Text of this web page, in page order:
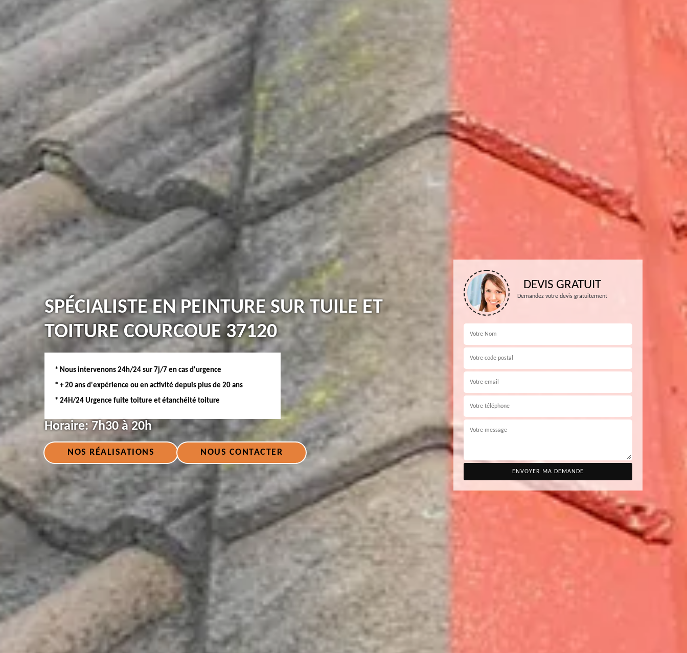
SPÉCIALISTE EN PEINTURE SUR TUILE ET
TOITURE COURCOUE 37120
* Nous intervenons 24h/24 sur 7j/7 en cas d'urgence
* + 20 ans d'expérience ou en activité depuis plus de 20 ans
* 24H/24 Urgence fuite toiture et étanchéité toiture
Horaire:7h30 à 20h
NOS RÉALISATIONS NOUS CONTACTER
DEVIS GRATUIT
Demandez votre devis gratuitement